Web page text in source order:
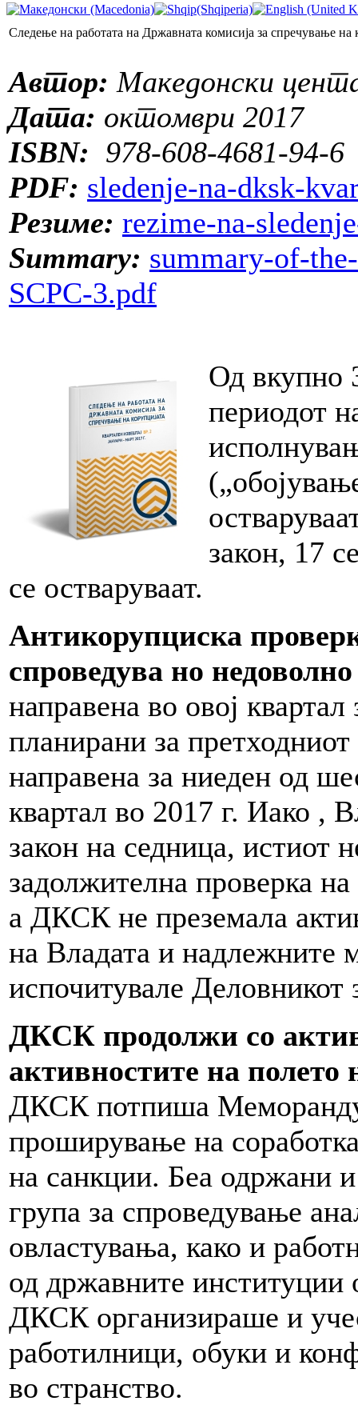
Следење на работата на Државната комисија за спречување на
Автор: Македонски
Дата: октомври 2017
ISBN: 978-608-4681-94-6
PDF: sledenje-na-dksk-
Резиме: rezime-na-
Summary: summary-of-
SCPC-3.pdf
Од вкупно
периодот
закон, 17
се остваруваат.
Антикорупциска
спроведува но
направена во овој
планирани за
направена за ниеден од
квартал во 2017 г. Иако ,
закон на седница, истиот
задолжителна проверка
а ДКСК не преземала
на Владата и надлежните
испочитувале Деловникот
ДКСК продолжи со
активностите на полето
ДКСК потпиша
проширување на
на санкции. Беа одржани
група за спроведување
овластувања, како и
од државните институции
ДКСК организираше и
работилници, обуки и
во странство.